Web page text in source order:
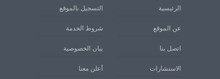
الرئيسية التسجيل بالموقع
عن الموقع شروط الخدمة
اتصل بنا بيان الخصوصية
الاستشارات أعلن معنا